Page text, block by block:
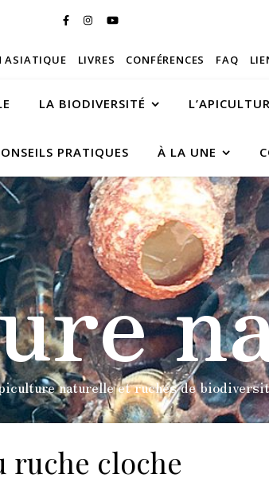
ASIATIQUE LIVRES CONFÉRENCES FAQ
LA BIODIVERSITÉ
PRATIQUES À LA UNE
naturelle et ruches de
ruche cloche